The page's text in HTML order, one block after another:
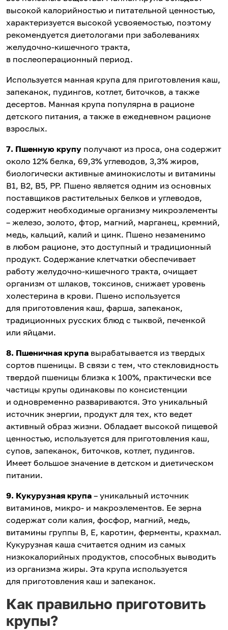
высокой калорийностью и питательной ценностью,
характеризуется высокой усвояемостью, поэтому
рекомендуется диетологами при заболеваниях
желудочно-кишечного тракта,
в послеоперационный период.
Используется манная крупа для приготовления каш,
запеканок, пудингов, котлет, биточков, а также
десертов. Манная крупа популярна в рационе
детского питания, а также в ежедневном рационе
взрослых.
7. Пшенную крупу получают из проса, она содержит
около 12% белка, 69,3% углеводов, 3,3% жиров,
биологически активные аминокислоты и витамины
В1, В2, В5, РР. Пшено является одним из основных
поставщиков растительных белков и углеводов,
содержит необходимые организму микроэлементы
– железо, золото, фтор, магний, марганец, кремний,
медь, кальций, калий и цинк. Пшено незаменимо
в любом рационе, это доступный и традиционный
продукт. Содержание клетчатки обеспечивает
работу желудочно-кишечного тракта, очищает
организм от шлаков, токсинов, снижает уровень
холестерина в крови. Пшено используется
для приготовления каш, фарша, запеканок,
традиционных русских блюд с тыквой, печенкой
или яйцами.
8. Пшеничная крупа вырабатывается из твердых
сортов пшеницы. В связи с тем, что стекловидность
твердой пшеницы близка к 100%, практически все
частицы крупы одинаковы по консистенции
и одновременно развариваются. Это уникальный
источник энергии, продукт для тех, кто ведет
активный образ жизни. Обладает высокой пищевой
ценностью, используется для приготовления каш,
супов, запеканок, биточков, котлет, пудингов.
Имеет большое значение в детском и диетическом
питании.
9. Кукурузная крупа – уникальный источник
витаминов, микро- и макроэлементов. Ее зерна
содержат соли калия, фосфор, магний, медь,
витамины группы В, Е, каротин, ферменты, крахмал.
Кукурузная каша считается одним из самых
низкокалорийных продуктов, способных выводить
из организма жиры. Эта крупа используется
для приготовления каш и запеканок.
Как правильно приготовить
крупы?